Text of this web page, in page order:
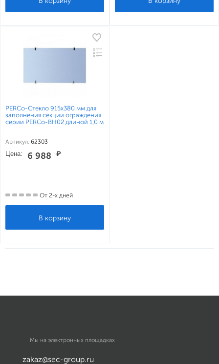
PERCo-Стекло 915х380 мм для
заполнения секции ограждения
серии PERCo-BH02 длиной 1,0 м
Артикул: 62303
Цена: 6 988 ₽
От 2-х дней
Мы на электронных площадках
zakaz@sec-group.ru